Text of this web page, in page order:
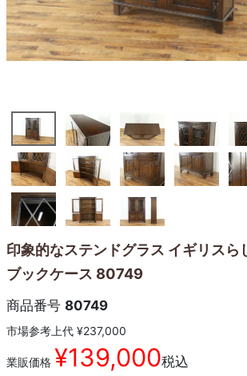
印象的なステンドグラス イギリスら
ブックケース 80749
商品番号 80749
市場参考上代 ¥237,000
業販価格 ¥139,000税込